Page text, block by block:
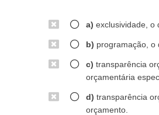
a) exclusividade, o
b) programação, o
c) transparência
orçamentária
d) transparência
orçamento.